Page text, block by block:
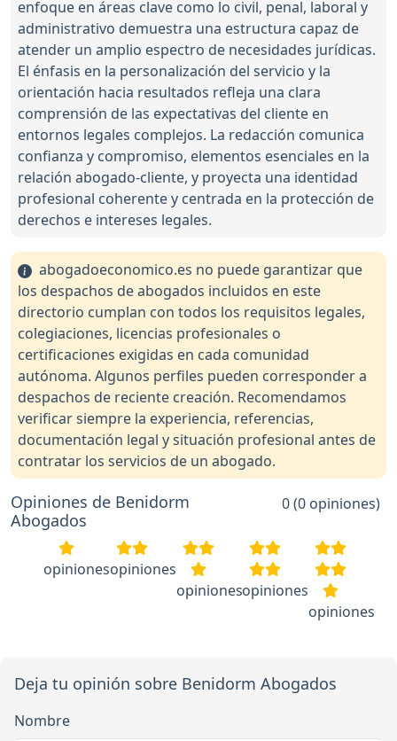
enfoque en áreas clave como lo civil, penal, laboral y
administrativo demuestra una estructura capaz de
atender un amplio espectro de necesidades jurídicas.
El énfasis en la personalización del servicio y la
orientación hacia resultados refleja una clara
comprensión de las expectativas del cliente en
entornos legales complejos. La redacción comunica
confianza y compromiso, elementos esenciales en la
relación abogado-cliente, y proyecta una identidad
profesional coherente y centrada en la protección de
derechos e intereses legales.
abogadoeconomico.es no puede garantizar que
los despachos de abogados incluidos en este
directorio cumplan con todos los requisitos legales,
colegiaciones, licencias profesionales o
certificaciones exigidas en cada comunidad
autónoma. Algunos perfiles pueden corresponder a
despachos de reciente creación. Recomendamos
verificar siempre la experiencia, referencias,
documentación legal y situación profesional antes de
contratar los servicios de un abogado.
Opiniones de Benidorm
Abogados
0 (0 opiniones)
opinionesopiniones
opinionesopiniones
opiniones
Deja tu opinión sobre Benidorm Abogados
Nombre